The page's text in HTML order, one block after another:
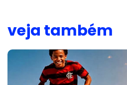
veja também